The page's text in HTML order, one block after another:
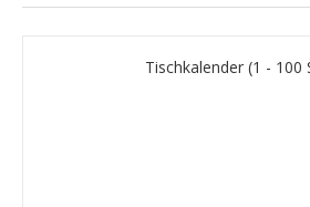
Tischkalender (1 - 100